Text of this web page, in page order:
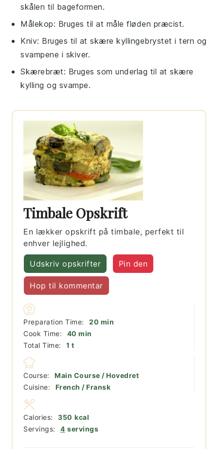
skålen til bageformen.
Målekop: Bruges til at måle fløden præcist.
Kniv: Bruges til at skære kyllingebrystet i tern og
svampene i skiver.
Skærebræt: Bruges som underlag til at skære
kylling og svampe.
Timbale Opskrift
En lækker opskrift på timbale, perfekt til
enhver lejlighed.
Udskriv opskrifter Pin den
Hop til kommentar
Preparation Time: 20 minutter
min
Cook Time:
40 minutter
min
Total Time:
1 time
t
Course:
Main Course / Hovedret
Cuisine:
French / Fransk
Servings: 4 servings
Calories: 350 kcal